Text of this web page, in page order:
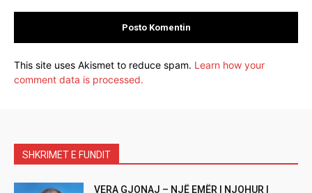
This site uses Akismet to reduce spam. Learn how your
comment data is processed.
SHKRIMET E FUNDIT
VERA GJONAJ – NJË EMËR I NJOHUR I